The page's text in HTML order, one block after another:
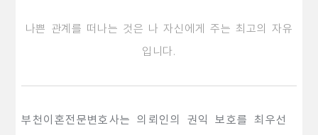
나쁜 관계를 떠나는 것은 나 자신에게 주는 최고의 자유
입니다.
부천이혼전문변호사는 의뢰인의 권익 보호를 최우선